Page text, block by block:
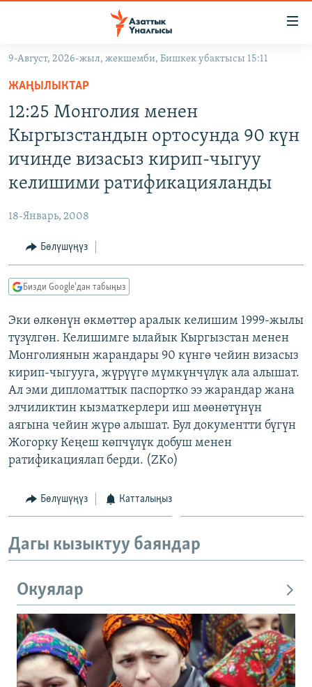
Навигацияга
өтүңүз
салыңыз
УКРАИНА
БҮГҮН АЗАТТЫКТА
ЭКСПЕРТТЕР ТАЛДАЙТ
БИЗ ЖАНА ДҮЙНӨ
ЭЖЕ-СИҢДИЛЕР
АЗАТТЫК+
ЫҢГАЙСЫЗ СУРООЛОР
ПОДКАСТ
ӨЗГӨЧӨ ПИКИР
Русский
ОНЛАЙН ШЕРИНЕ
ЭЕ/АРнун бардык сайттары
9-Август, 2026-жыл, жекшемби, Бишкек убактысы 15:11
ЖАҢЫЛЫКТАР
12:25 Монголия менен
Кыргызстандын ортосунда 90 күн
ичинде визасыз кирип-чыгуу
келишими ратификацияланды
18-Январь, 2008
Бөлүшүңүз
Бизди Google'дан табыңыз
Эки өлкөнүн өкмөттөр аралык келишим 1999-жылы
түзүлгөн. Келишимге ылайык Кыргызстан менен
Монголиянын жарандары 90 күнгө чейин визасыз
кирип-чыгууга, жүрүүгө мүмкүнчүлүк ала алышат.
Ал эми дипломаттык паспортко ээ жарандар жана
элчиликтин кызматкерлери иш мөөнөтүнүн
аягына чейин жүрө алышат. Бул документти бүгүн
Жогорку Кеңеш көпчүлүк добуш менен
ратификациялап берди. (ZKo)
Бөлүшүңүз Катталыңыз
Дагы кызыктуу баяндар
Окуялар